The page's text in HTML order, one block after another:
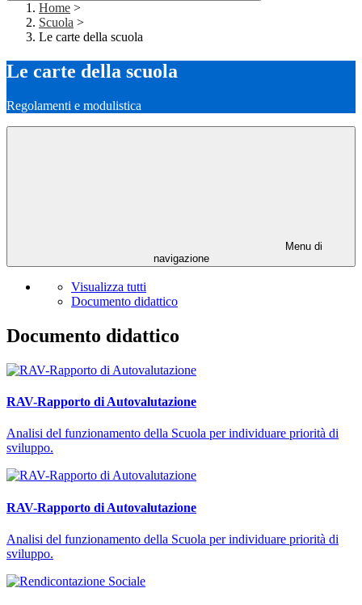
Home >
Scuola >
Le carte della scuola
Le carte della scuola
Regolamenti e modulistica
Menu di
navigazione
Visualizza tutti
Documento didattico
Documento didattico
RAV-Rapporto di Autovalutazione
Analisi del funzionamento della Scuola per individuare priorità di
sviluppo.
RAV-Rapporto di Autovalutazione
Analisi del funzionamento della Scuola per individuare priorità di
sviluppo.